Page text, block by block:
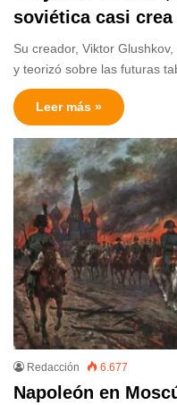
soviética casi
Su creador, Viktor
y teorizó sobre las futuras
Leer más »
Redacción 6.677
Napoleón en